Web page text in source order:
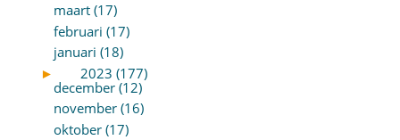
maart (17)
februari (17)
januari (18)
►
2023 (177)
december (12)
november (16)
oktober (17)